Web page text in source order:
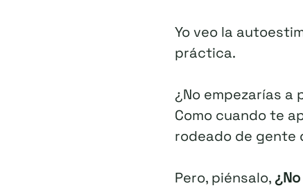
Yo veo la
práctica.
¿No empezarías
Como cuando te
rodeado de gente
Pero, piénsalo,